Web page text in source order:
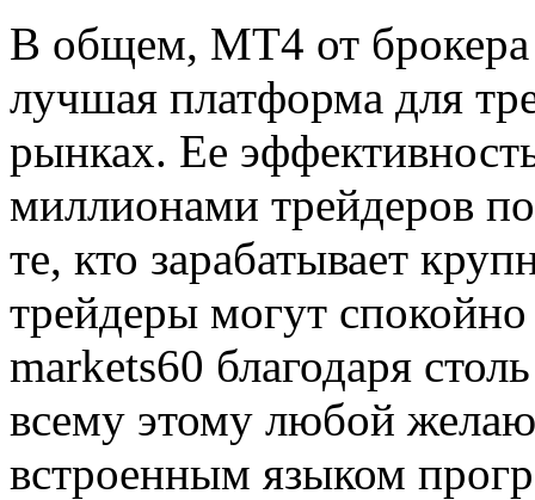
В общем, MT4 от брокера
лучшая платформа для
рынках. Ее
миллионами трейдеров
те, кто зарабатывает
трейдеры могут спокойно
markets60 благодаря
всему этому любой
встроенным языком